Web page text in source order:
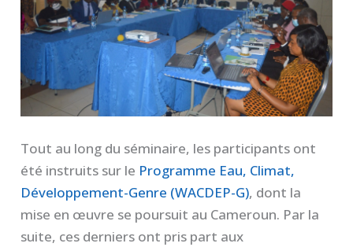
Tout au long du séminaire, les participants ont
été instruits sur le Programme Eau, Climat,
Développement-Genre (WACDEP-G), dont la
mise en œuvre se poursuit au Cameroun. Par la
suite, ces derniers ont pris part aux